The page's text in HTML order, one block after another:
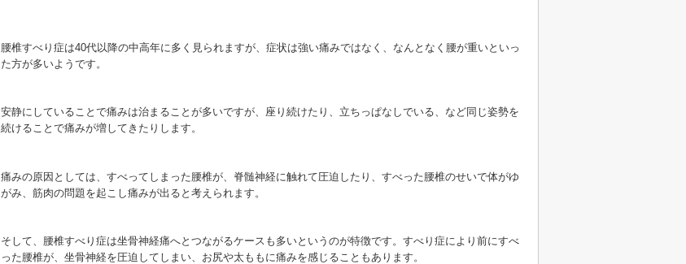
腰椎すべり症は40代以降の中高年に多く見られますが、症状は強い痛みではなく、なんとなく腰が重いといっ
た方が多いようです。
安静にしていることで痛みは治まることが多いですが、座り続けたり、立ちっぱなしでいる、など同じ姿勢を
続けることで痛みが増してきたりします。
痛みの原因としては、すべってしまった腰椎が、脊髄神経に触れて圧迫したり、すべった腰椎のせいで体がゆ
がみ、筋肉の問題を起こし痛みが出ると考えられます。
そして、腰椎すべり症は坐骨神経痛へとつながるケースも多いというのが特徴です。すべり症により前にすべ
った腰椎が、坐骨神経を圧迫してしまい、お尻や太ももに痛みを感じることもあります。